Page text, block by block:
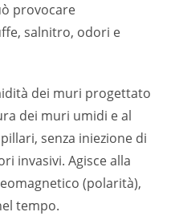
provocare
salnitro, odori e
dei muri progettato
dei muri umidi e al
senza iniezione di
invasivi. Agisce alla
(polarità),
tempo.